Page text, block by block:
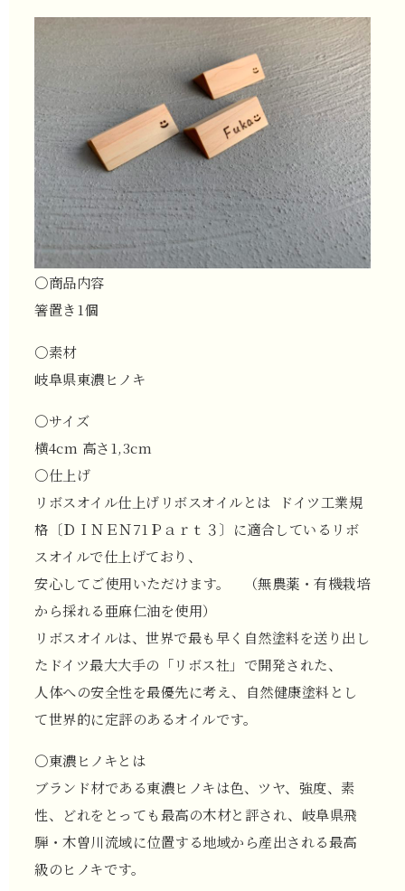
〇商品内容
箸置き1個
〇素材
岐阜県東濃ヒノキ
〇サイズ
横4cm 高さ1,3cm
〇仕上げ
リボスオイル仕上げリボスオイルとは ドイツ工業規
格〔ＤＩＮＥＮ71Ｐａｒｔ３〕に適合しているリボ
スオイルで仕上げており、
安心してご使用いただけます。 （無農薬・有機栽培
から採れる亜麻仁油を使用）
リボスオイルは、世界で最も早く自然塗料を送り出し
たドイツ最大大手の「リボス社」で開発された、
人体への安全性を最優先に考え、自然健康塗料とし
て世界的に定評のあるオイルです。
〇東濃ヒノキとは
ブランド材である東濃ヒノキは色、ツヤ、強度、素
性、どれをとっても最高の木材と評され、岐阜県飛
騨・木曽川流域に位置する地域から産出される最高
級のヒノキです。